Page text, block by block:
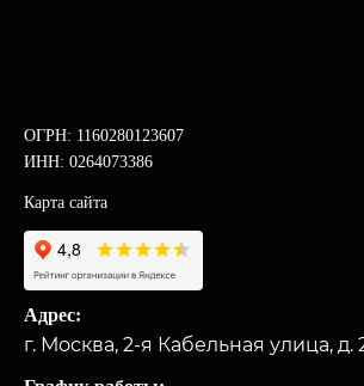
ОГРН: 1160280123607
ИНН: 0264073386
Карта сайта
Адрес:
г. Москва, 2-я Кабельная улица, д.